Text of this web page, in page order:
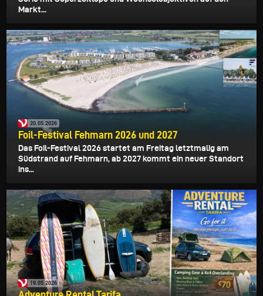
Markt...
20.05.2026
Foil-Festival Fehmarn 2026 und 2027
Das Foil-Festival 2026 startet am Freitag letztmalig am
Südstrand auf Fehmarn, ab 2027 kommt ein neuer Standort
ins...
19.05.2026